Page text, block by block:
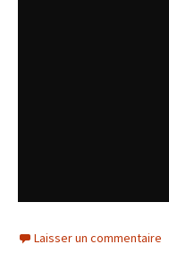
Laisser un commentaire